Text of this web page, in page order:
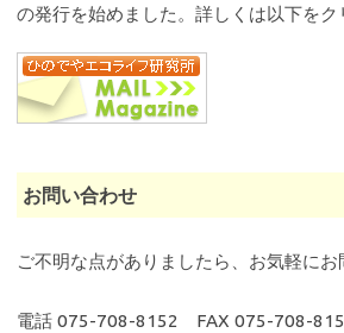
の発行を始めました。詳しくは以下をク
お問い合わせ
ご不明な点がありましたら、お気軽にお
電話 075-708-8152 FAX 075-708-